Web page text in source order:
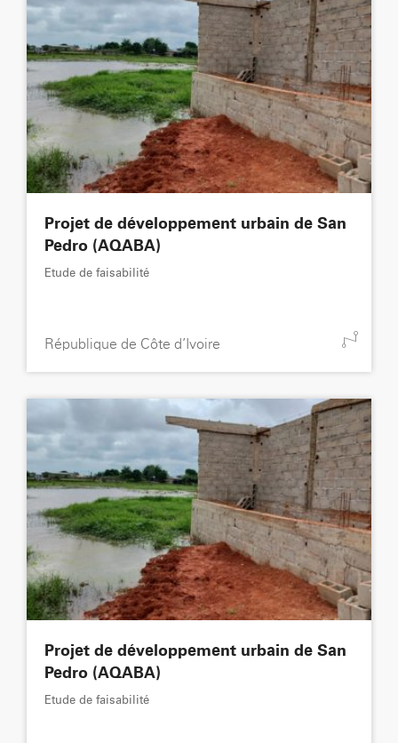
Projet de développement urbain de San
Pedro (AQABA)
Etude de faisabilité
République de Côte d’Ivoire
Projet de développement urbain de San
Pedro (AQABA)
Etude de faisabilité